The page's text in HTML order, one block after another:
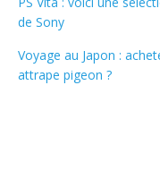
de Sony
Voyage au Japon :
attrape pigeon ?